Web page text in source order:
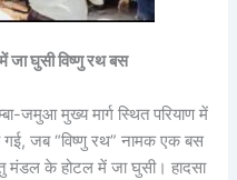
जा घुसी विष्णु रथ बस
जमुआ मुख्य मार्ग स्थित परियाण में
जब “विष्णु रथ” नामक एक बस
मंडल के होटल में जा घुसी। हादसा